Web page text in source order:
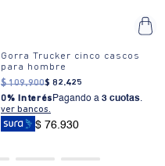
Gorra Trucker cinco cascos
para hombre
$ 109.900$ 82.425
0% Interés Pagando a 3 cuotas.
ver bancos.
$ 76.930